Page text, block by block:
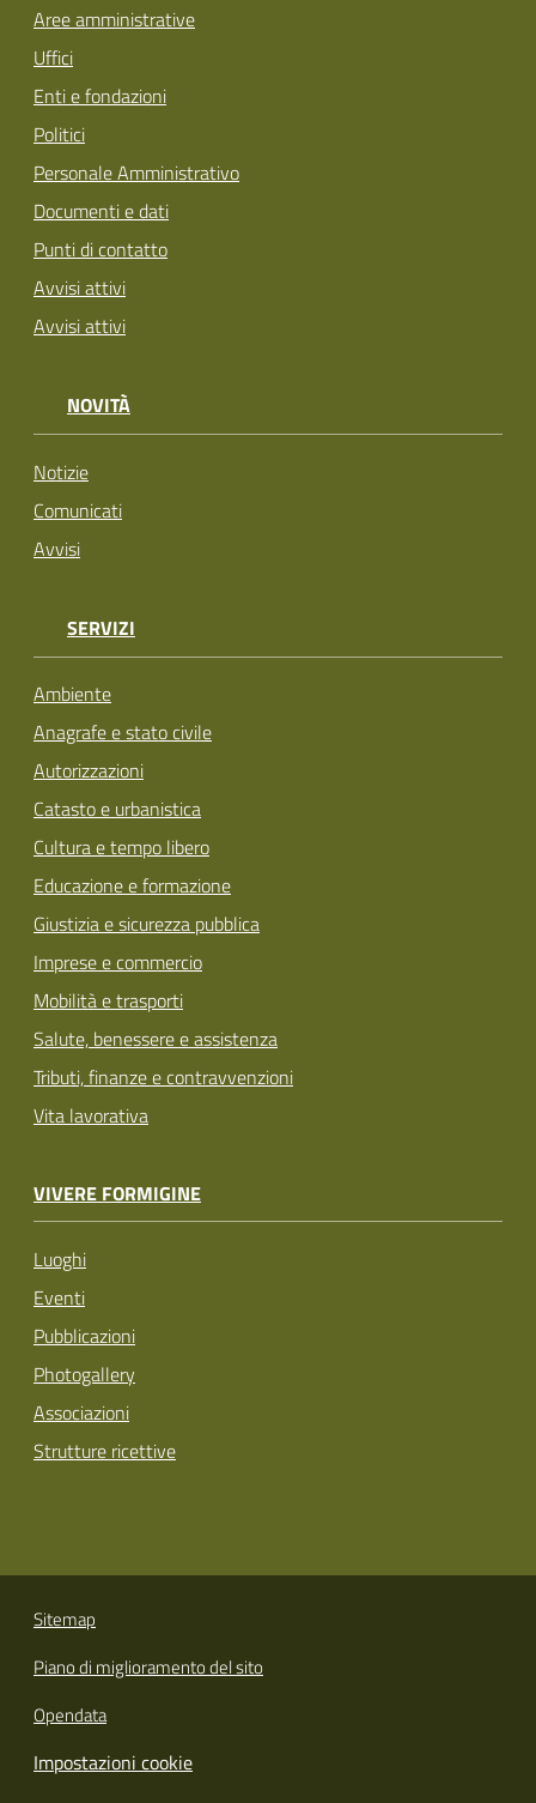
Aree amministrative
Uffici
Enti e fondazioni
Politici
Personale Amministrativo
Documenti e dati
Punti di contatto
Avvisi attivi
Avvisi attivi
NOVITÀ
Notizie
Comunicati
Avvisi
SERVIZI
Ambiente
Anagrafe e stato civile
Autorizzazioni
Catasto e urbanistica
Cultura e tempo libero
Educazione e formazione
Giustizia e sicurezza pubblica
Imprese e commercio
Mobilità e trasporti
Salute, benessere e assistenza
Tributi, finanze e contravvenzioni
Vita lavorativa
VIVERE FORMIGINE
Luoghi
Eventi
Pubblicazioni
Photogallery
Associazioni
Strutture ricettive
Sitemap
Piano di miglioramento del sito
Opendata
Impostazioni cookie